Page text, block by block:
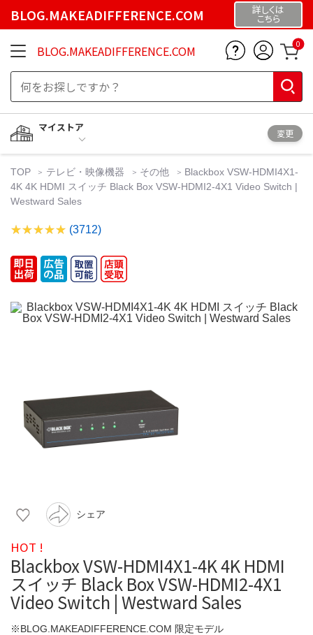
BLOG.MAKEADIFFERENCE.COM 詳しくは
こちら
BLOG.MAKEADIFFERENCE.COM 0
マイストア
変更
TOP テレビ・映像機器 その他
Blackbox VSW-HDMI4X1-
4K 4K HDMI スイッチ Black Box VSW-HDMI2-4X1 Video Switch |
Westward Sales
(3712)
シェア
HOT !
Blackbox VSW-HDMI4X1-4K 4K HDMI
スイッチ Black Box VSW-HDMI2-4X1
Video Switch | Westward Sales
※BLOG.MAKEADIFFERENCE.COM 限定モデル